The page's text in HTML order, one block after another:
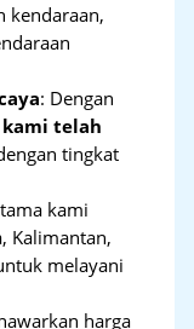
kendaraan,
: Dengan
kami telah
tingkat
kami
Kalimantan,
melayani
harga